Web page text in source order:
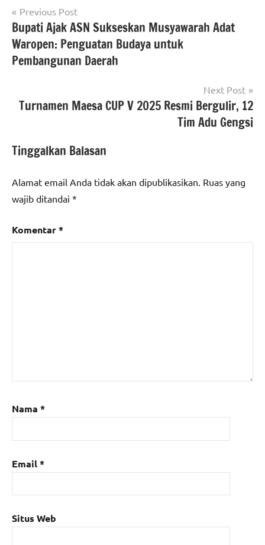
Navigasi
pos
Previous Post
Bupati Ajak ASN Sukseskan Musyawarah Adat
Waropen: Penguatan Budaya untuk
Pembangunan Daerah
Next Post
Turnamen Maesa CUP V 2025 Resmi Bergulir, 12
Tim Adu Gengsi
Tinggalkan Balasan
Alamat email Anda tidak akan dipublikasikan. Ruas yang
wajib ditandai *
Komentar*
Nama *
Email*
Situs Web